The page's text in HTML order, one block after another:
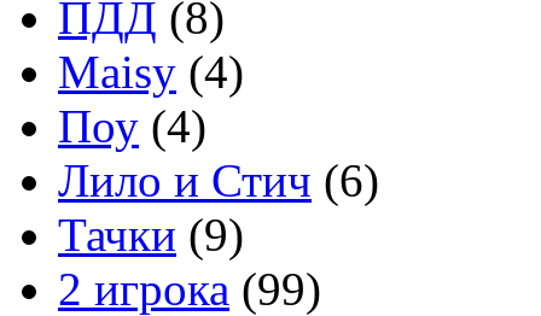
ПДД (8)
Maisy (4)
Поу (4)
Лило и Стич (6)
Тачки (9)
2 игрока (99)